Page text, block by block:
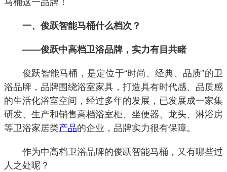
一、俊跃智能马桶什么档次？
——俊跃中高档卫浴品牌，实力有目共睹
俊跃智能马桶，是定位于“时尚、经典、品质”的卫
浴品牌，品牌围绕浴室家具，打造具有时代感、品质感
的生活化浴室空间，经过多年的发展，已发展成一家集
研发、生产和销售高档浴室柜、坐便器、龙头、淋浴房
等卫浴家居类产品的企业，品牌实力很有保障。
作为中高档卫浴品牌的俊跃智能马桶，又有哪些过
人之处呢？